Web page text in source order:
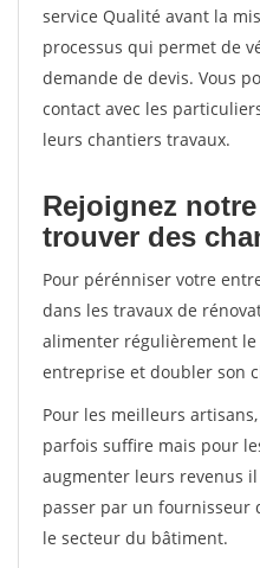
service Qualité avant la
processus qui permet de
demande de devis. Vous
contact avec les
leurs chantiers travaux.
Rejoignez
trouver des
Pour pérénniser votre
dans les travaux de
alimenter régulièrement
entreprise et doubler son
Pour les meilleurs
parfois suffire mais pour
augmenter leurs revenus
passer par un fournisseur
le secteur du bâtiment.